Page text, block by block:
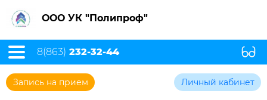
ООО УК "Полипроф"
8(863) 232-32-44
Запись на прием Личный кабинет